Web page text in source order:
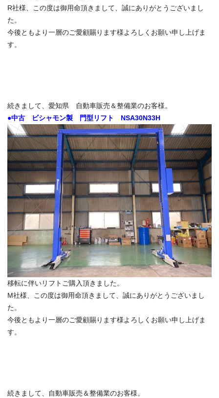
R社様、この度は御用命頂きまして、誠にありがとうございまし
た。
今後ともより一層のご愛顧賜ります様よろしくお願い申し上げま
す。
続きまして、愛知県 自動車販売＆整備業のお客様。
●中古 ビシャモン製 門型リフト NSA30N33H
移転に伴いリフトご購入頂きました。
M社様、この度は御用命頂きまして、誠にありがとうございまし
た。
今後ともより一層のご愛顧賜ります様よろしくお願い申し上げま
す。
続きまして、自動車販売＆整備業のお客様。